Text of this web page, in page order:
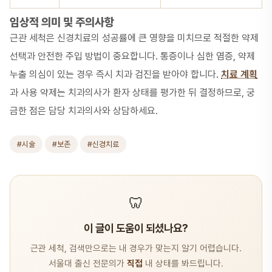
임상적 의미 및 주의사항
근관 세척은 신경치료의 성공률에 큰 영향을 미치므로 적절한 약제
선택과 안전한 주입 방법이 중요합니다. 통증이나 심한 염증, 약제
누출 의심이 있는 경우 즉시 치과 검진을 받아야 합니다. 치료 계획
과 사용 약제는 치과의사가 환자 상태를 평가한 뒤 결정하므로, 궁
금한 점은 담당 치과의사와 상담하세요.
#시술 #보존 #신경치료
🦷
이 글이 도움이 되셨나요?
근관 세척, 검색만으로는 내 경우가 맞는지 알기 어렵습니다.
서울대 출신 전문의가 직접 내 상태를 봐드립니다.